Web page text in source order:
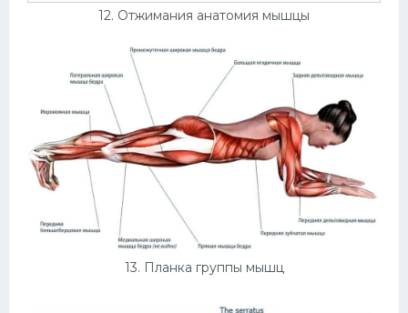
12. Отжимания анатомия мышцы
13. Планка группы мышц